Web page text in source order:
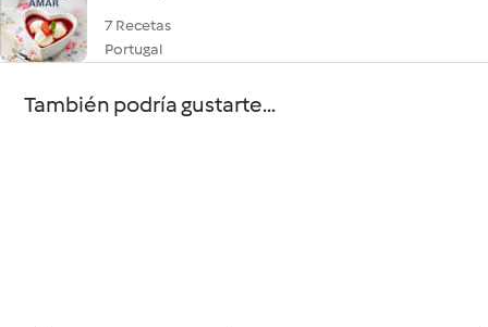
7 Recetas
Portugal
También podría gustarte...